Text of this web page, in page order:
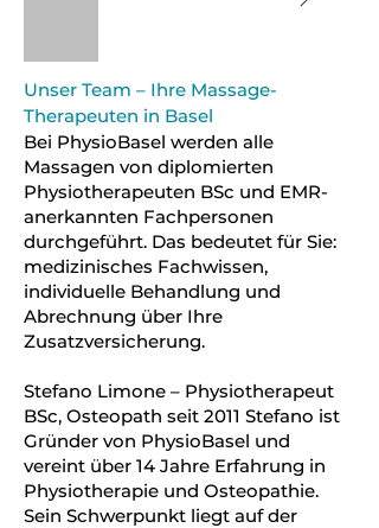
Unser Team – Ihre Massage-
Therapeuten in Basel
Bei PhysioBasel werden alle
Massagen von diplomierten
Physiotherapeuten BSc und EMR-
anerkannten Fachpersonen
durchgeführt. Das bedeutet für Sie:
medizinisches Fachwissen,
individuelle Behandlung und
Abrechnung über Ihre
Zusatzversicherung.
Stefano Limone – Physiotherapeut
BSc, Osteopath seit 2011 Stefano ist
Gründer von PhysioBasel und
vereint über 14 Jahre Erfahrung in
Physiotherapie und Osteopathie.
Sein Schwerpunkt liegt auf der